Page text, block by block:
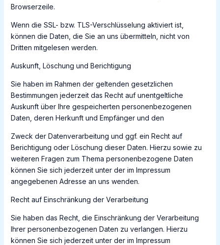
Browserzeile.
Wenn die SSL- bzw. TLS-Verschlüsselung aktiviert ist,
können die Daten, die Sie an uns übermitteln, nicht von
Dritten mitgelesen werden.
Auskunft, Löschung und Berichtigung
Sie haben im Rahmen der geltenden gesetzlichen
Bestimmungen jederzeit das Recht auf unentgeltliche
Auskunft über Ihre gespeicherten personenbezogenen
Daten, deren Herkunft und Empfänger und den
Zweck der Datenverarbeitung und ggf. ein Recht auf
Berichtigung oder Löschung dieser Daten. Hierzu sowie zu
weiteren Fragen zum Thema personenbezogene Daten
können Sie sich jederzeit unter der im Impressum
angegebenen Adresse an uns wenden.
Recht auf Einschränkung der Verarbeitung
Sie haben das Recht, die Einschränkung der Verarbeitung
Ihrer personenbezogenen Daten zu verlangen. Hierzu
können Sie sich jederzeit unter der im Impressum